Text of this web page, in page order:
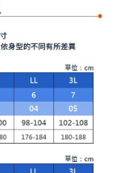
護人之同意方可使用
號之用戶狀況，依本公司即
情形，本公司將視審查結果
。若發現惡意使用之情形，
額度並採取法律行動。